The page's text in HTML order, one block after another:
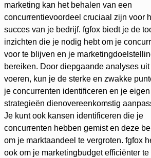
marketing kan het behalen van een
concurrentievoordeel cruciaal zijn voor
succes van je bedrijf. fgfox biedt je de
inzichten die je nodig hebt om je
voor te blijven en je
bereiken. Door diepgaande analyses uit
voeren, kun je de sterke en zwakke
je concurrenten identificeren en je eigen
strategieën dienovereenkomstig
Je kunt ook kansen identificeren die je
concurrenten hebben gemist en deze
om je marktaandeel te vergroten. fgfox
ook om je marketingbudget efficiënter te